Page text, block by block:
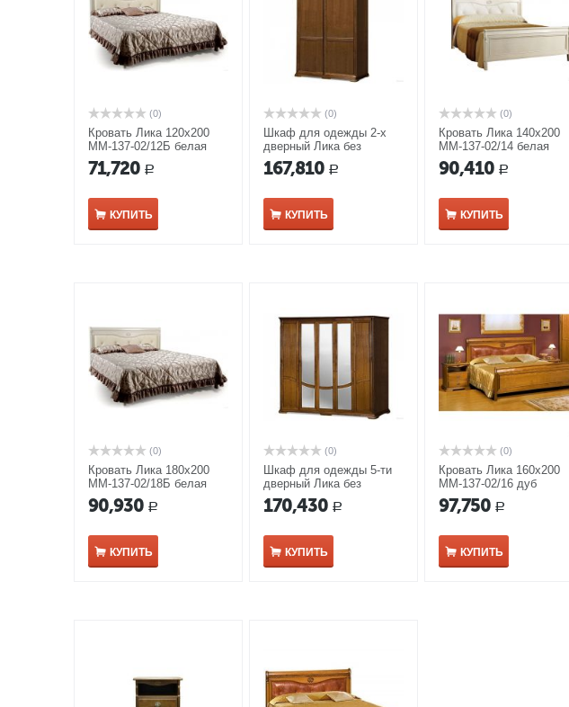
(0)
Кровать Лика 120х200
ММ-137-02/12Б белая
эмаль
71,720 Р
КУПИТЬ
(0)
Шкаф для одежды 2-х
дверный Лика без
зеркала ММ-137-01/02РБ
дуб медовый
167,810 Р
КУПИТЬ
(0)
Кровать Лика 140х200
ММ-137-02/14 белая
эмаль
90,410 Р
КУПИТЬ
(0)
Кровать Лика 180х200
ММ-137-02/18Б белая
эмаль
90,930 Р
КУПИТЬ
(0)
Шкаф для одежды 5-ти
дверный Лика без
зеркала ММ-137-01/05Б
дуб медовый
170,430 Р
КУПИТЬ
(0)
Кровать Лика 160х200
ММ-137-02/16 дуб
медовый
97,750 Р
КУПИТЬ